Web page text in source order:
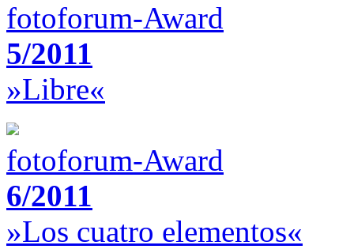
fotoforum-Award
5/2011
»Libre«
fotoforum-Award
6/2011
»Los cuatro elementos«